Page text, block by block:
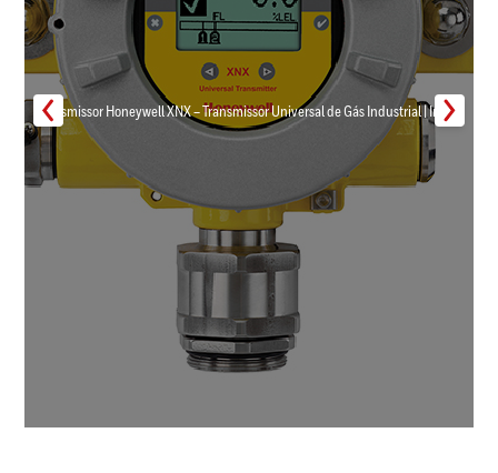
Transmissor Honeywell XNX – Transmissor Universal de Gás Industrial | Inmar